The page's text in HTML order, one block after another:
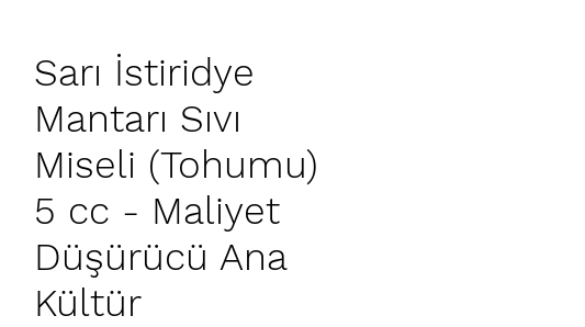
Sarı İstiridye
Mantarı Sıvı
Miseli (Tohumu)
5 cc - Maliyet
Düşürücü Ana
Kültür